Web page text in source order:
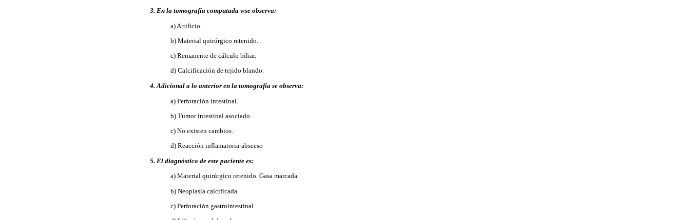
3. En la tomografía computada wse observa:
a) Artificio.
b) Material quirúrgico retenido.
c) Remanente de cálculo biliar.
d) Calcificación de tejido blando.
4. Adicional a lo anterior en la tomografía se observa:
a) Perforación intestinal.
b) Tumor intestinal asociado.
c) No existen cambios.
d) Reacción inflamatoria-absceso
5. El diagnóstico de este paciente es:
a) Material quirúrgico retenido. Gasa marcada.
b) Neoplasia calcificada.
c) Perforación gastrointestinal.